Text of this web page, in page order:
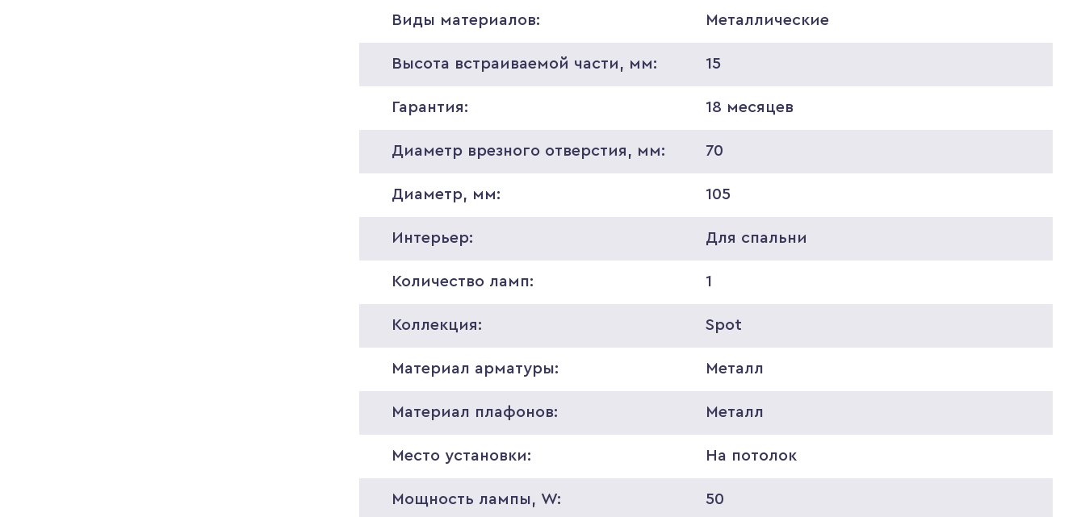
Виды материалов: Металлические
Высота встраиваемой части, мм: 15
Гарантия: 18 месяцев
Диаметр врезного отверстия, мм: 70
Диаметр, мм: 105
Интерьер: Для спальни
Количество ламп: 1
Коллекция: Spot
Материал арматуры: Металл
Материал плафонов: Металл
Место установки: На потолок
Мощность лампы, W: 50